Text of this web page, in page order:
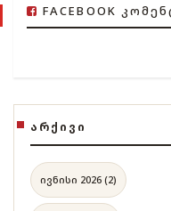
FACEBOOK
ᲐᲠᲥᲘᲕᲘ
ივნისი 2026 (2)